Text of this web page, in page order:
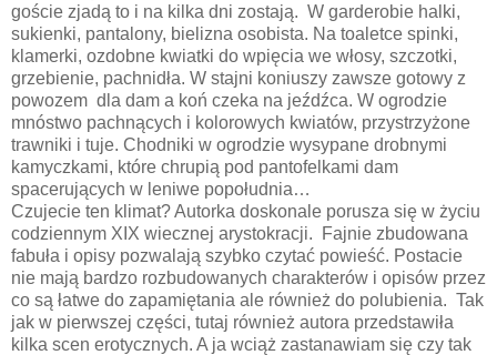
goście zjadą to i na kilka dni zostają. W garderobie halki,
sukienki, pantalony, bielizna osobista. Na toaletce spinki,
klamerki, ozdobne kwiatki do wpięcia we włosy, szczotki,
grzebienie, pachnidła. W stajni koniuszy zawsze gotowy z
powozem dla dam a koń czeka na jeźdźca. W ogrodzie
mnóstwo pachnących i kolorowych kwiatów, przystrzyżone
trawniki i tuje. Chodniki w ogrodzie wysypane drobnymi
kamyczkami, które chrupią pod pantofelkami dam
spacerujących w leniwe popołudnia…
Czujecie ten klimat? Autorka doskonale porusza się w życiu
codziennym XIX wiecznej arystokracji.
Fajnie zbudowana
fabuła i opisy pozwalają szybko czytać powieść. Postacie
nie mają bardzo rozbudowanych charakterów i opisów przez
co są łatwe do zapamiętania ale również do polubienia. Tak
jak w pierwszej części, tutaj również autora przedstawiła
kilka scen erotycznych. A ja wciąż zastanawiam się czy tak